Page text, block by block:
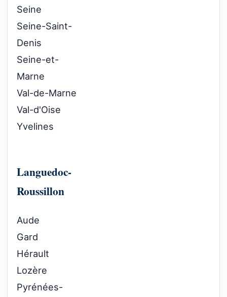
Seine
Seine-Saint-
Denis
Seine-et-
Marne
Val-de-Marne
Val-d'Oise
Yvelines
Languedoc-
Roussillon
Aude
Gard
Hérault
Lozère
Pyrénées-